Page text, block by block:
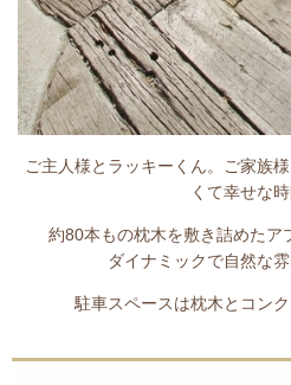
ご主人様とラッキーくん。ご家族
くて幸せな
約80本もの枕木を敷き詰めたア
ダイナミックで自然な
駐車スペースは枕木とコン